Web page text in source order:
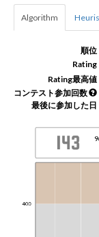
Algorithm
順位
Rating
Rating最高値
コンテスト参加回数
最後に参加した日